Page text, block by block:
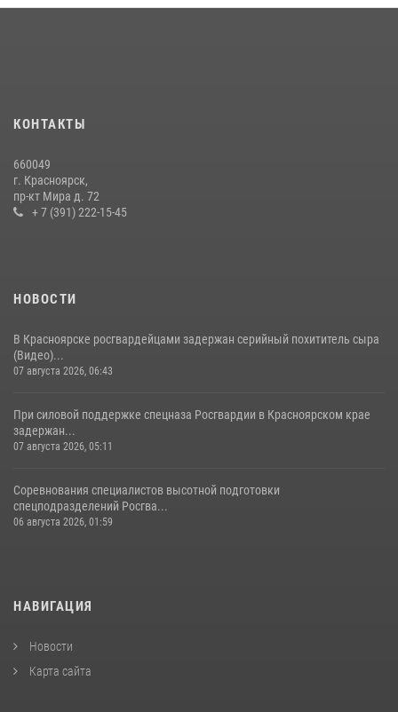
10 июля 2026, 06:21
празднования 70-летия города
21 июля 2026, 01:41
КОНТАКТЫ
660049
г. Красноярск,
пр-кт Мира д. 72
+ 7 (391) 222-15-45
НОВОСТИ
В Красноярске росгвардейцами задержан серийный похититель сыра
(Видео)...
07 августа 2026, 06:43
При силовой поддержке спецназа Росгвардии в Красноярском крае
задержан...
07 августа 2026, 05:11
Соревнования специалистов высотной подготовки
спецподразделений Росгва...
06 августа 2026, 01:59
НАВИГАЦИЯ
Новости
Карта сайта